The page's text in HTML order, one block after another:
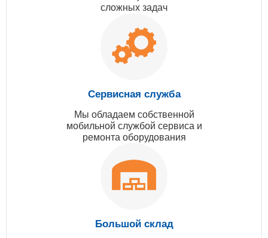
сложных задач
Сервисная служба
Мы обладаем собственной
мобильной службой сервиса и
ремонта оборудования
Большой склад